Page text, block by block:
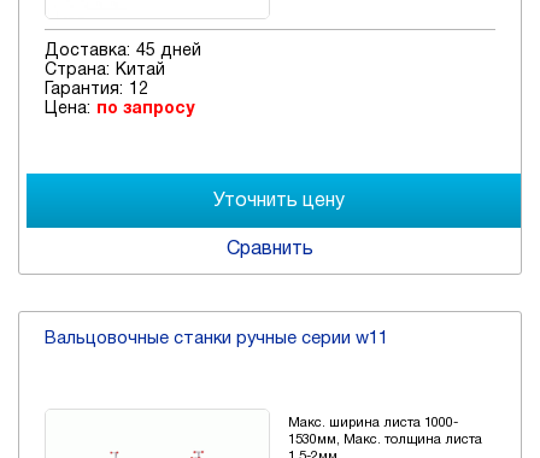
Доставка: 45 дней
Страна:
Китай
Гарантия:
12
Цена:
по запросу
Сравнить
Вальцовочные станки ручные серии w11
Макс. ширина листа 1000-
1530мм, Макс. толщина листа